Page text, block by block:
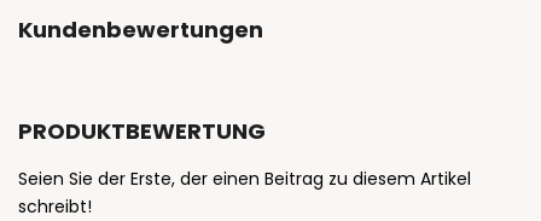
Kundenbewertungen
PRODUKTBEWERTUNG
Seien Sie der Erste, der einen Beitrag zu diesem Artikel
schreibt!